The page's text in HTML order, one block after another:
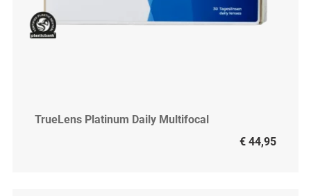
TrueLens Platinum Daily Multifocal
€ 44,95